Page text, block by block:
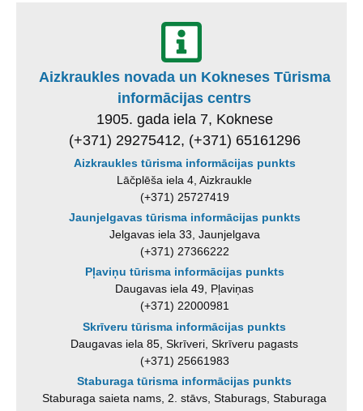
Aizkraukles novada un Kokneses Tūrisma
informācijas centrs
1905. gada iela 7, Koknese
(+371) 29275412, (+371) 65161296
Aizkraukles tūrisma informācijas punkts
Lāčplēša iela 4, Aizkraukle
(+371) 25727419
Jaunjelgavas tūrisma informācijas punkts
Jelgavas iela 33, Jaunjelgava
(+371) 27366222
Pļaviņu tūrisma informācijas punkts
Daugavas iela 49, Pļaviņas
(+371) 22000981
Skrīveru tūrisma informācijas punkts
Daugavas iela 85, Skrīveri, Skrīveru pagasts
(+371) 25661983
Staburaga tūrisma informācijas punkts
Staburaga saieta nams, 2. stāvs, Staburags, Staburaga